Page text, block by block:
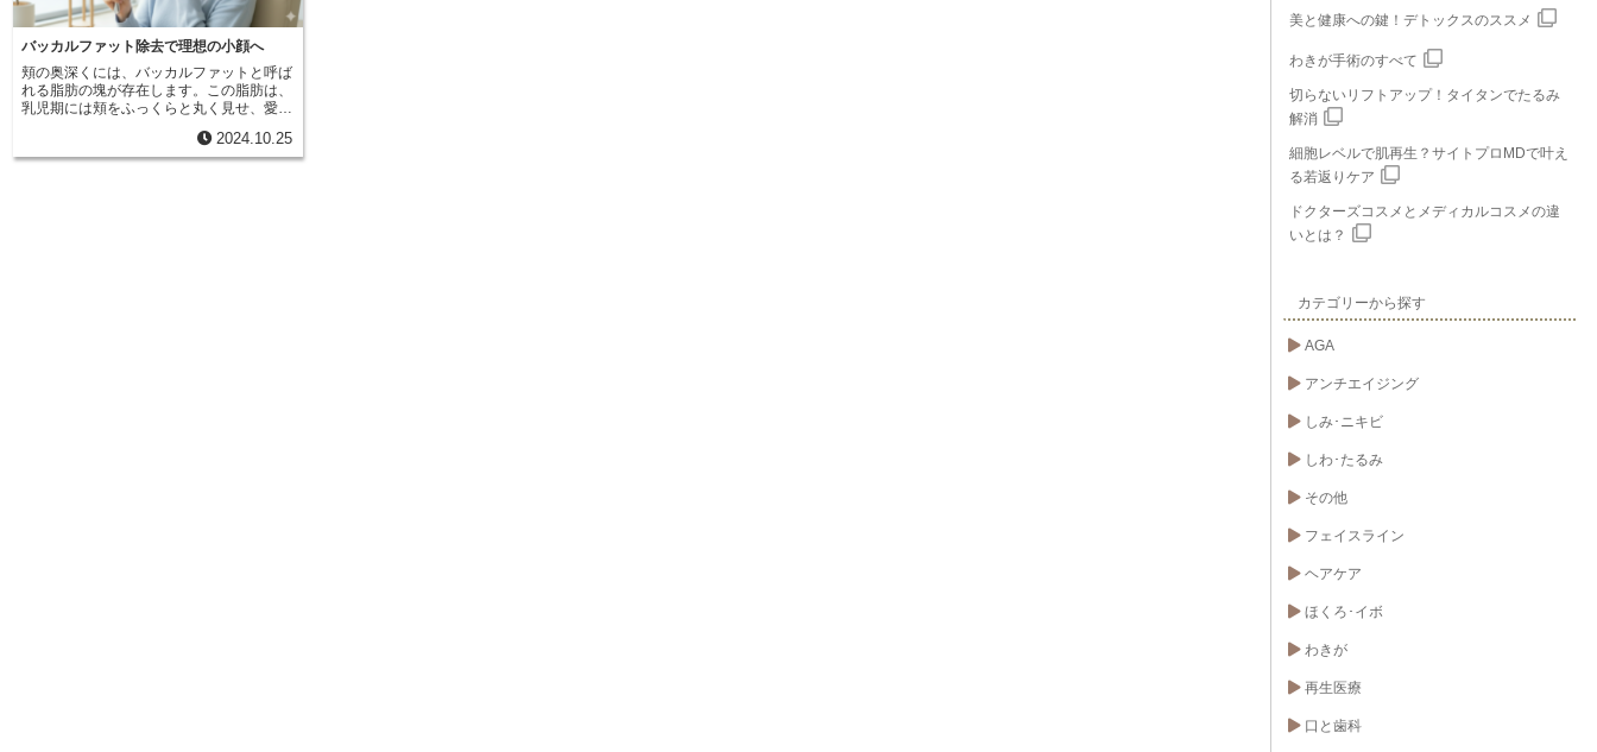
バッカルファット除去で理想の小顔へ
頬の奥深くには、バッカルファットと呼ば
れる脂肪の塊が存在します。この脂肪は、
乳児期には頬をふっくらと丸く見せ、愛ら
ちゃん特有の、ぷっくりとした可愛らしい
頬は、このバッカルファットのおかげと言
2024.10.25
美と健康への鍵！デトックスのススメ
わきが手術のすべて
切らないリフトアップ！タイタンでたるみ
解消
細胞レベルで肌再生？サイトプロMDで叶え
る若返りケア
ドクターズコスメとメディカルコスメの違
いとは？
カテゴリーから探す
AGA
アンチエイジング
しみ･ニキビ
しわ･たるみ
その他
フェイスライン
ヘアケア
ほくろ･イボ
わきが
再生医療
口と歯科
a